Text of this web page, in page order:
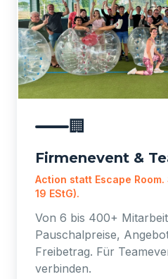
🏢
Firmenevent &
Action statt Escape
19 EStG).
Von 6 bis 400+
Pauschalpreise,
Freibetrag. Für
verbinden.